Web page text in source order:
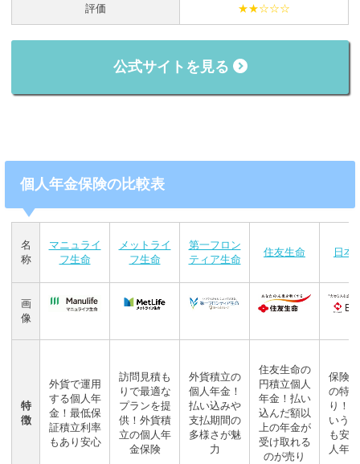
評価 ★★☆☆☆
公式サイトを見る
個人年金保険の比較表
名
称
マニュライ
フ生命
メットライ
フ生命
第一フロン
ティア生命
住友生命 日本
画
像
特
徴
外貨で運用
する個人年
金！最低保
証積立利率
もあり安心
訪問見積も
りで最適な
プランを提
供！外貨積
立の個人年
金保険
外貨積立の
個人年金！
払い込みや
支払期間の
多様さが魅
力
住友生命の
円積立個人
年金！払い
込んだ額以
上の年金が
受け取れる
のが売り
保険
の特
り！
いう
も安
人年